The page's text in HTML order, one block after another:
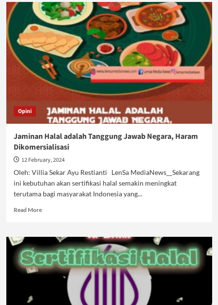
Ada
Jaminan
Negara,
Halal
dan
Thayyib
Ilusi
Opini
Jaminan Halal adalah Tanggung Jawab Negara, Haram
Dikomersialisasi
12 February, 2024
Oleh: Villia Sekar Ayu Restianti LenSa MediaNews__Sekarang
ini kebutuhan akan sertifikasi halal semakin meningkat
terutama bagi masyarakat Indonesia yang...
Read MoreRead
Jaminan
Halal
adalah
Tanggung
Jawab
Dikomersialisasi